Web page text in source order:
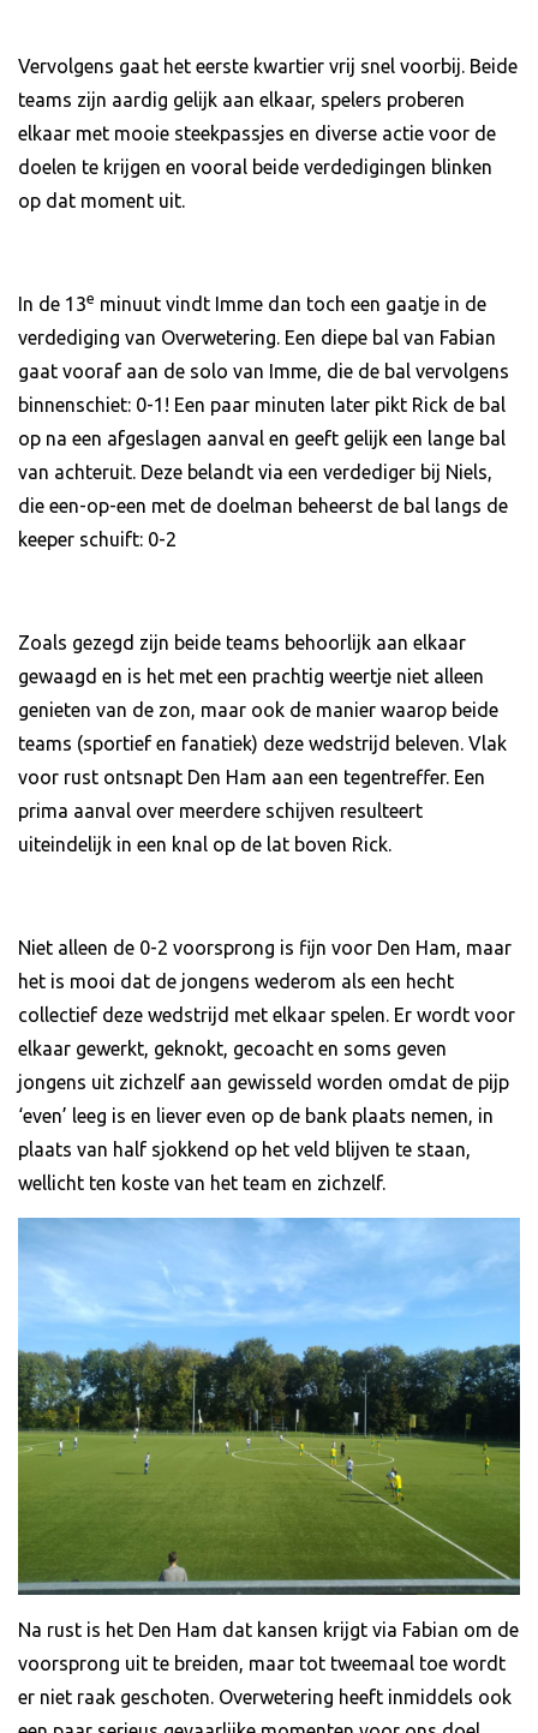
Vervolgens gaat het eerste kwartier vrij snel voorbij. Beide
teams zijn aardig gelijk aan elkaar, spelers proberen
elkaar met mooie steekpassjes en diverse actie voor de
doelen te krijgen en vooral beide verdedigingen blinken
op dat moment uit.
In de 13e minuut vindt Imme dan toch een gaatje in de
verdediging van Overwetering. Een diepe bal van Fabian
gaat vooraf aan de solo van Imme, die de bal vervolgens
binnenschiet: 0-1! Een paar minuten later pikt Rick de bal
op na een afgeslagen aanval en geeft gelijk een lange bal
van achteruit. Deze belandt via een verdediger bij Niels,
die een-op-een met de doelman beheerst de bal langs de
keeper schuift: 0-2
Zoals gezegd zijn beide teams behoorlijk aan elkaar
gewaagd en is het met een prachtig weertje niet alleen
genieten van de zon, maar ook de manier waarop beide
teams (sportief en fanatiek) deze wedstrijd beleven. Vlak
voor rust ontsnapt Den Ham aan een tegentreffer. Een
prima aanval over meerdere schijven resulteert
uiteindelijk in een knal op de lat boven Rick.
Niet alleen de 0-2 voorsprong is fijn voor Den Ham, maar
het is mooi dat de jongens wederom als een hecht
collectief deze wedstrijd met elkaar spelen. Er wordt voor
elkaar gewerkt, geknokt, gecoacht en soms geven
jongens uit zichzelf aan gewisseld worden omdat de pijp
‘even’ leeg is en liever even op de bank plaats nemen, in
plaats van half sjokkend op het veld blijven te staan,
wellicht ten koste van het team en zichzelf.
Na rust is het Den Ham dat kansen krijgt via Fabian om de
voorsprong uit te breiden, maar tot tweemaal toe wordt
er niet raak geschoten. Overwetering heeft inmiddels ook